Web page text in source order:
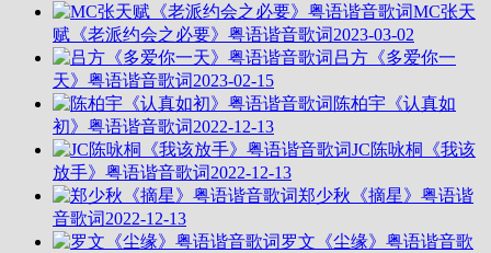
MC张天
赋《老派约会之必要》粤语谐音歌词2023-03-02
吕方《多爱你一
天》粤语谐音歌词2023-02-15
陈柏宇《认真如
初》粤语谐音歌词2022-12-13
JC陈咏桐《我该
放手》粤语谐音歌词2022-12-13
郑少秋《摘星》粤语谐
音歌词2022-12-13
罗文《尘缘》粤语谐音歌